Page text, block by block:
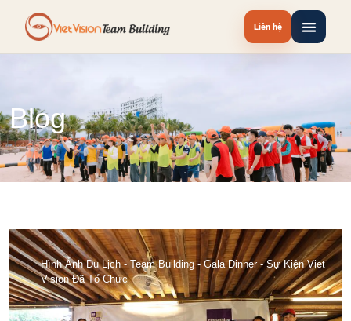
Liên hệ
Blog
Hình Ảnh Du Lịch - Team Building - Gala Dinner - Sự Kiện Viet
Vision Đã Tổ Chức